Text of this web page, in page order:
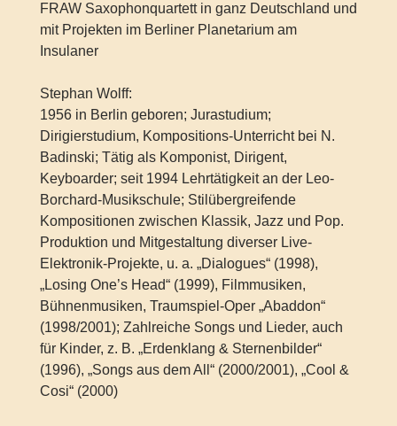
FRAW Saxophonquartett in ganz Deutschland und
mit Projekten im Berliner Planetarium am
Insulaner
Stephan Wolff:
1956 in Berlin geboren; Jurastudium;
Dirigierstudium, Kompositions-Unterricht bei N.
Badinski; Tätig als Komponist, Dirigent,
Keyboarder; seit 1994 Lehrtätigkeit an der Leo-
Borchard-Musikschule; Stilübergreifende
Kompositionen zwischen Klassik, Jazz und Pop.
Produktion und Mitgestaltung diverser Live-
Elektronik-Projekte, u. a. „Dialogues“ (1998),
„Losing One’s Head“ (1999), Filmmusiken,
Bühnenmusiken, Traumspiel-Oper „Abaddon“
(1998/2001); Zahlreiche Songs und Lieder, auch
für Kinder, z. B. „Erdenklang & Sternenbilder“
(1996), „Songs aus dem All“ (2000/2001), „Cool &
Cosi“ (2000)